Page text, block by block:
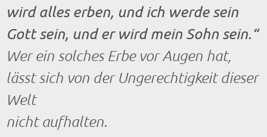
wird alles erben, und ich werde sein
Gott sein, und er wird mein Sohn sein.“
Wer ein solches Erbe vor Augen hat,
lässt sich von der Ungerechtigkeit dieser
Welt
nicht aufhalten.